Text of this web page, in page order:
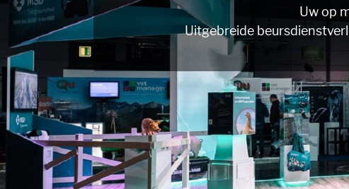
Uw op
Uitgebreide